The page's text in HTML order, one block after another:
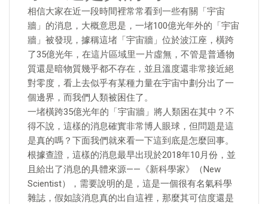
相信大家在近一段時間裡常常看到一些有關「宇宙
牆」的消息，大概意思是，一堵100億光年外的「宇宙
牆」被發現，據稱這堵「宇宙牆」位於波江座，橫跨
了35億光年，在這片區域里一片虛無，不管是普通物
質還是暗物質幾乎都不存在，並且溫度還非常接近絕
對零度，看上去似乎有某種力量在宇宙中劃分出了一
個邊界，而我們人類被困住了。
一堵橫跨35億光年的「宇宙牆」將人類困在其中？不
得不說，這樣的消息確實非常博人眼球，但問題是這
是真的嗎？下面我們就來看一下這到底是怎麼回事。
根據查證，這樣的消息最早出現於2018年10月份，並
且給出了消息的具體來源——《新科學家》（New
Scientist），需要說明的是，這是一個很有名氣科學
雜誌，假如該消息真的出自這裡，那麼其可信度還是